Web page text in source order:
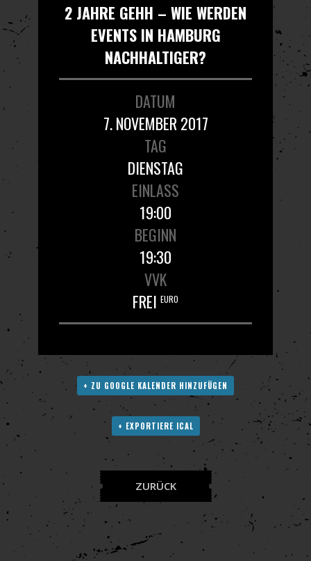
2 JAHRE GEHH – WIE WERDEN
EVENTS IN HAMBURG
NACHHALTIGER?
DATUM
7. NOVEMBER 2017
TAG
DIENSTAG
EINLASS
19:00
BEGINN
19:30
VVK
FREI EURO
+ ZU GOOGLE KALENDER HINZUFÜGEN
+ EXPORTIERE ICAL
ZURÜCK